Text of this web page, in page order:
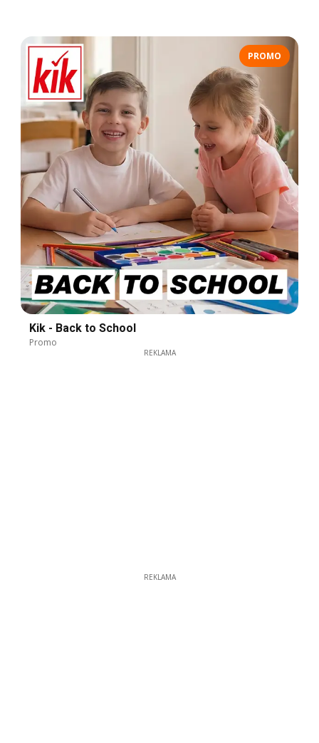
PROMO
Kik - Back to School
Promo
REKLAMA
REKLAMA